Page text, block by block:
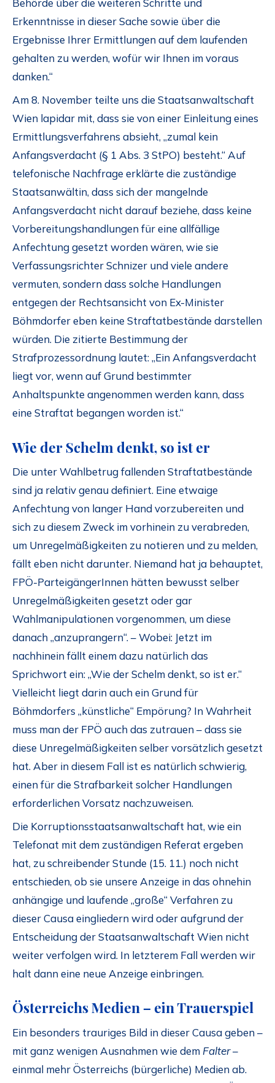
Behörde über die weiteren Schritte und
Erkenntnisse in dieser Sache sowie über die
Ergebnisse Ihrer Ermittlungen auf dem laufenden
gehalten zu werden, wofür wir Ihnen im voraus
danken.“
Am 8. November teilte uns die Staatsanwaltschaft
Wien lapidar mit, dass sie von einer Einleitung eines
Ermittlungsverfahrens absieht, „zumal kein
Anfangsverdacht (§ 1 Abs. 3 StPO) besteht.“ Auf
telefonische Nachfrage erklärte die zuständige
Staatsanwältin, dass sich der mangelnde
Anfangsverdacht nicht darauf beziehe, dass keine
Vorbereitungshandlungen für eine allfällige
Anfechtung gesetzt worden wären, wie sie
Verfassungsrichter Schnizer und viele andere
vermuten, sondern dass solche Handlungen
entgegen der Rechtsansicht von Ex-Minister
Böhmdorfer eben keine Straftatbestände darstellen
würden. Die zitierte Bestimmung der
Strafprozessordnung lautet: „Ein Anfangsverdacht
liegt vor, wenn auf Grund bestimmter
Anhaltspunkte angenommen werden kann, dass
eine Straftat begangen worden ist.“
Wie der Schelm denkt, so ist er
Die unter Wahlbetrug fallenden Straftatbestände
sind ja relativ genau definiert. Eine etwaige
Anfechtung von langer Hand vorzubereiten und
sich zu diesem Zweck im vorhinein zu verabreden,
um Unregelmäßigkeiten zu notieren und zu melden,
fällt eben nicht darunter. Niemand hat ja behauptet,
FPÖ-ParteigängerInnen hätten bewusst selber
Unregelmäßigkeiten gesetzt oder gar
Wahlmanipulationen vorgenommen, um diese
danach „anzuprangern“. – Wobei: Jetzt im
nachhinein fällt einem dazu natürlich das
Sprichwort ein: „Wie der Schelm denkt, so ist er.“
Vielleicht liegt darin auch ein Grund für
Böhmdorfers „künstliche“ Empörung? In Wahrheit
muss man der FPÖ auch das zutrauen – dass sie
diese Unregelmäßigkeiten selber vorsätzlich gesetzt
hat. Aber in diesem Fall ist es natürlich schwierig,
einen für die Strafbarkeit solcher Handlungen
erforderlichen Vorsatz nachzuweisen.
Die Korruptionsstaatsanwaltschaft hat, wie ein
Telefonat mit dem zuständigen Referat ergeben
hat, zu schreibender Stunde (15. 11.) noch nicht
entschieden, ob sie unsere Anzeige in das ohnehin
anhängige und laufende „große“ Verfahren zu
dieser Causa eingliedern wird oder aufgrund der
Entscheidung der Staatsanwaltschaft Wien nicht
weiter verfolgen wird. In letzterem Fall werden wir
halt dann eine neue Anzeige einbringen.
Österreichs Medien – ein Trauerspiel
Ein besonders trauriges Bild in dieser Causa geben –
mit ganz wenigen Ausnahmen wie dem Falter–
einmal mehr Österreichs (bürgerliche) Medien ab.